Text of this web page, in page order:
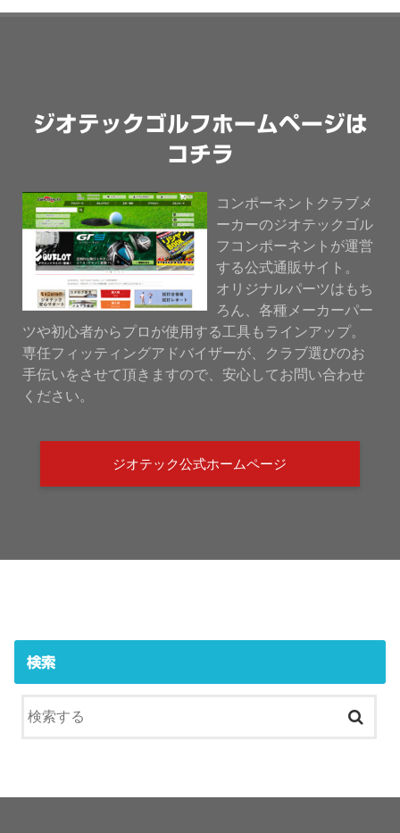
ジオテックゴルフホームページは
コチラ
コンポーネントクラブメ
ーカーのジオテックゴル
フコンポーネントが運営
する公式通販サイト。
オリジナルパーツはもち
ろん、各種メーカーパー
ツや初心者からプロが使用する工具もラインアップ。
専任フィッティングアドバイザーが、クラブ選びのお
手伝いをさせて頂きますので、安心してお問い合わせ
ください。
ジオテック公式ホームページ
検索